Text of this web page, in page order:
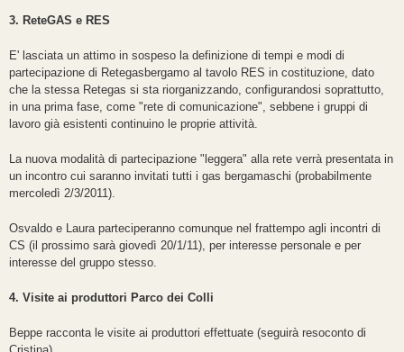
3. ReteGAS e RES
E' lasciata un attimo in sospeso la definizione di tempi e modi di
partecipazione di Retegasbergamo al tavolo RES in costituzione, dato
che la stessa Retegas si sta riorganizzando, configurandosi soprattutto,
in una prima fase, come "rete di comunicazione", sebbene i gruppi di
lavoro già esistenti continuino le proprie attività.
La nuova modalità di partecipazione "leggera" alla rete verrà presentata in
un incontro cui saranno invitati tutti i gas bergamaschi (probabilmente
mercoledì 2/3/2011).
Osvaldo e Laura parteciperanno comunque nel frattempo agli incontri di
CS (il prossimo sarà giovedì 20/1/11), per interesse personale e per
interesse del gruppo stesso.
4. Visite ai produttori Parco dei Colli
Beppe racconta le visite ai produttori effettuate (seguirà resoconto di